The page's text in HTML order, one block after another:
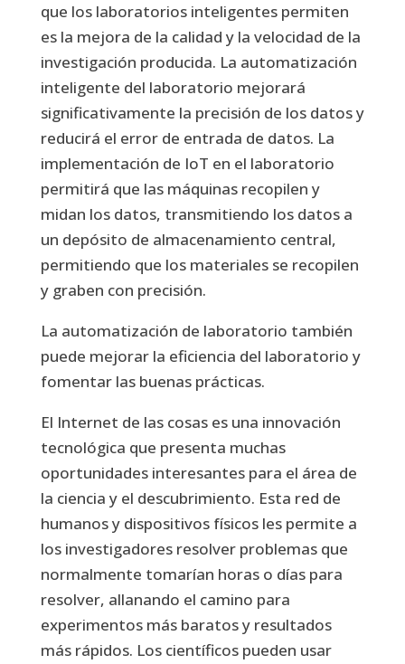
que los laboratorios inteligentes permiten
es la mejora de la calidad y la velocidad de la
investigación producida. La automatización
inteligente del laboratorio mejorará
significativamente la precisión de los datos y
reducirá el error de entrada de datos. La
implementación de IoT en el laboratorio
permitirá que las máquinas recopilen y
midan los datos, transmitiendo los datos a
un depósito de almacenamiento central,
permitiendo que los materiales se recopilen
y graben con precisión.
La automatización de laboratorio también
puede mejorar la eficiencia del laboratorio y
fomentar las buenas prácticas.
El Internet de las cosas es una innovación
tecnológica que presenta muchas
oportunidades interesantes para el área de
la ciencia y el descubrimiento. Esta red de
humanos y dispositivos físicos les permite a
los investigadores resolver problemas que
normalmente tomarían horas o días para
resolver, allanando el camino para
experimentos más baratos y resultados
más rápidos. Los científicos pueden usar